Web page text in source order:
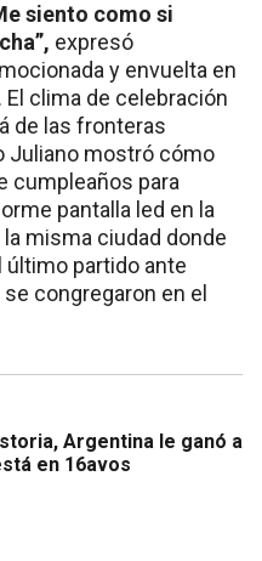
siento como si
expresó
y envuelta en
El clima de celebración
de las fronteras
Juliano mostró cómo
cumpleaños para
pantalla led en la
la misma ciudad donde
último partido ante
congregaron en el
Argentina le ganó a
en 16avos